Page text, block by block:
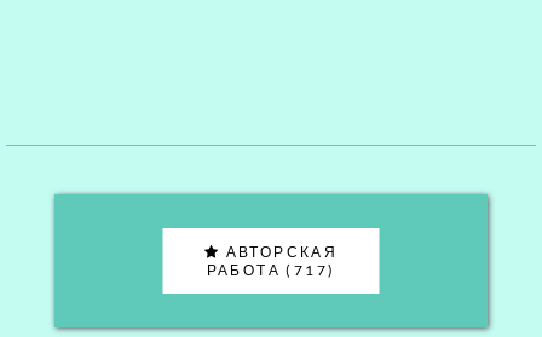
АВТОРСКАЯ
РАБОТА (717)